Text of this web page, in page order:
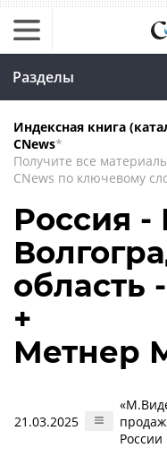
Разделы
Индексная книга
CNews*
Получите все
CNews по ключевому
Россия
область
+
Метнер
21.03.2025
России